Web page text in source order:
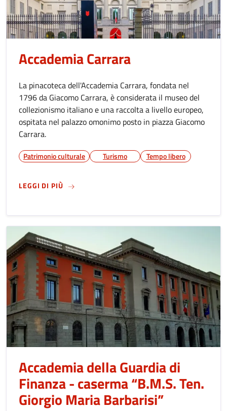
Accademia Carrara
La pinacoteca dell'Accademia Carrara, fondata nel
1796 da Giacomo Carrara, è considerata il museo del
collezionismo italiano e una raccolta a livello europeo,
ospitata nel palazzo omonimo posto in piazza Giacomo
Carrara.
Patrimonio culturale Turismo Tempo libero
LEGGI DI PIÙSUACCADEMIA CARRARA
Accademia della Guardia di
Finanza - caserma “B.M.S. Ten.
Giorgio Maria Barbarisi”